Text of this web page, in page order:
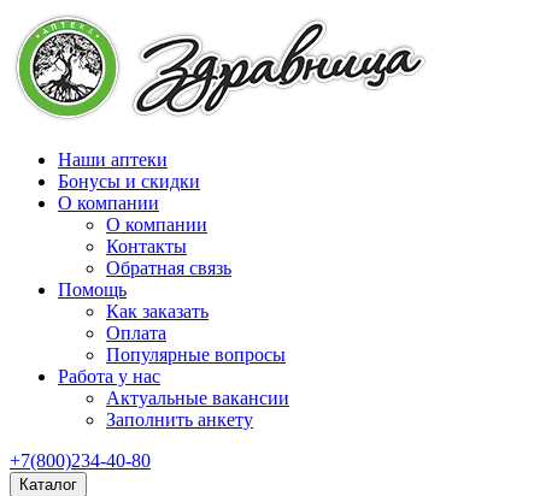
Наши аптеки
Бонусы и скидки
О компании
О компании
Контакты
Обратная связь
Помощь
Как заказать
Оплата
Популярные вопросы
Работа у нас
Актуальные вакансии
Заполнить анкету
+7(800)234-40-80
Каталог